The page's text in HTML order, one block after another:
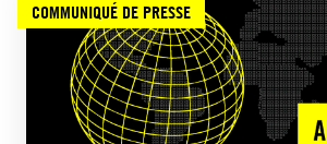
COMMUNIQUÉ DE PRESSE